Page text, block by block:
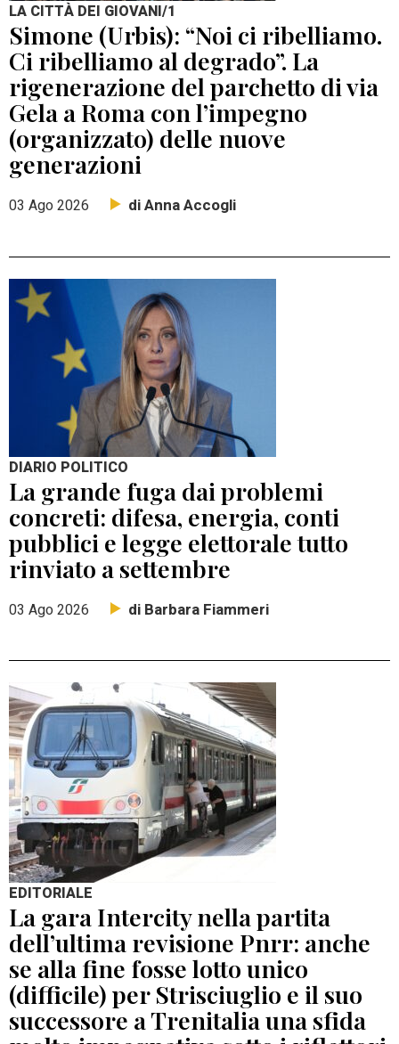
LA CITTÀ DEI GIOVANI/1
Simone (Urbis): “Noi ci ribelliamo.
Ci ribelliamo al degrado”. La
rigenerazione del parchetto di via
Gela a Roma con l’impegno
(organizzato) delle nuove
generazioni
03 Ago 2026 di Anna Accogli
DIARIO POLITICO
La grande fuga dai problemi
concreti: difesa, energia, conti
pubblici e legge elettorale tutto
rinviato a settembre
03 Ago 2026 di Barbara Fiammeri
EDITORIALE
La gara Intercity nella partita
dell’ultima revisione Pnrr: anche
se alla fine fosse lotto unico
(difficile) per Strisciuglio e il suo
successore a Trenitalia una sfida